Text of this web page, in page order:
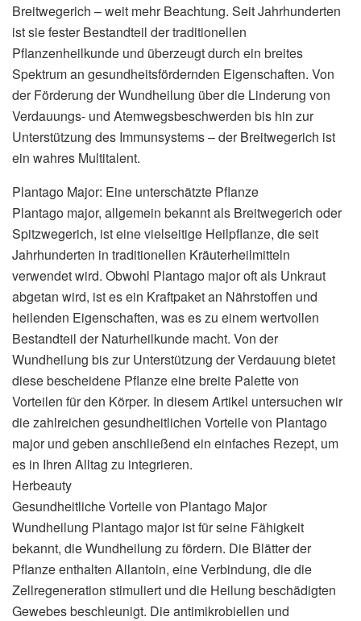
Breitwegerich – weit mehr Beachtung. Seit Jahrhunderten
ist sie fester Bestandteil der traditionellen
Pflanzenheilkunde und überzeugt durch ein breites
Spektrum an gesundheitsfördernden Eigenschaften. Von
der Förderung der Wundheilung über die Linderung von
Verdauungs- und Atemwegsbeschwerden bis hin zur
Unterstützung des Immunsystems – der Breitwegerich ist
ein wahres Multitalent.
Plantago Major: Eine unterschätzte Pflanze
Plantago major, allgemein bekannt als Breitwegerich oder
Spitzwegerich, ist eine vielseitige Heilpflanze, die seit
Jahrhunderten in traditionellen Kräuterheilmitteln
verwendet wird. Obwohl Plantago major oft als Unkraut
abgetan wird, ist es ein Kraftpaket an Nährstoffen und
heilenden Eigenschaften, was es zu einem wertvollen
Bestandteil der Naturheilkunde macht. Von der
Wundheilung bis zur Unterstützung der Verdauung bietet
diese bescheidene Pflanze eine breite Palette von
Vorteilen für den Körper. In diesem Artikel untersuchen wir
die zahlreichen gesundheitlichen Vorteile von Plantago
major und geben anschließend ein einfaches Rezept, um
es in Ihren Alltag zu integrieren.
Herbeauty
Gesundheitliche Vorteile von Plantago Major
Wundheilung Plantago major ist für seine Fähigkeit
bekannt, die Wundheilung zu fördern. Die Blätter der
Pflanze enthalten Allantoin, eine Verbindung, die die
Zellregeneration stimuliert und die Heilung beschädigten
Gewebes beschleunigt. Die antimikrobiellen und